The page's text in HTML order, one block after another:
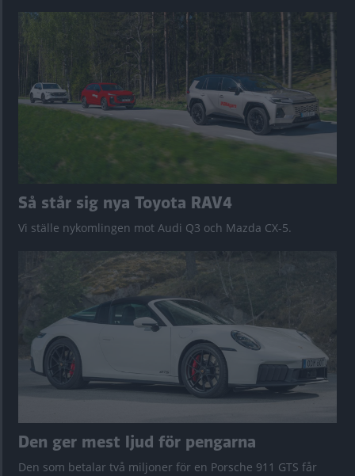
Så står sig nya Toyota RAV4
Vi ställe nykomlingen mot Audi Q3 och Mazda CX-5.
Den ger mest ljud för pengarna
Den som betalar två miljoner för en Porsche 911 GTS får